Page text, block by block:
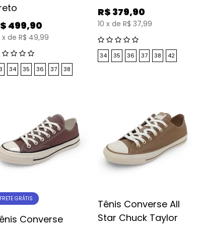
499,90
x de R$ 49,99
34 35 36 37 38
R$ 379,90
10 x de R$ 37,99
34 35 36 37 38 42
FRETE GRÁTIS
Converse
Tênis Converse All
Star Chuck Taylor